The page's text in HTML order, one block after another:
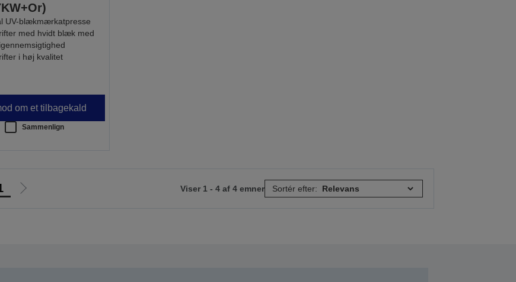
UV-blækmærkatpresse
med hvidt blæk med
i høj kvalitet
om et tilbagekald
Sammenlign
Gå
Viser 1 - 4 af 4 emner Sortér efter: